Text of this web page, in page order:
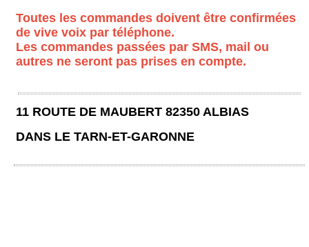
Toutes les commandes doivent être confirmées
de vive voix par téléphone.
Les commandes passées par SMS, mail ou
autres ne seront pas prises en compte.
11 ROUTE DE MAUBERT 82350 ALBIAS
DANS LE TARN-ET-GARONNE